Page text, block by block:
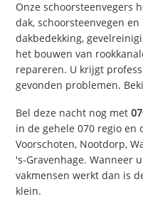
Onze schoorsteenvegers
dak, schoorsteenvegen
dakbedekking,
het bouwen van
repareren. U krijgt
gevonden problemen.
Bel deze nacht nog met
in de gehele 070 regio en
Voorschoten, Nootdorp,
's-Gravenhage. Wanneer
vakmensen werkt dan is
klein.